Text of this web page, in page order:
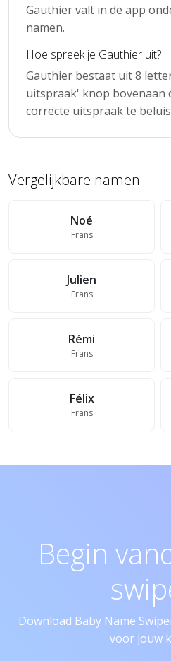
Gauthier valt in de app
namen.
Hoe spreek je Gauthier uit?
Gauthier bestaat uit 8
uitspraak' knop bovenaan
correcte uitspraak te
Vergelijkbare namen
Noé
Frans
Julien
Frans
Rémi
Frans
Félix
Frans
Begin
Download Baby Name
voor jouw